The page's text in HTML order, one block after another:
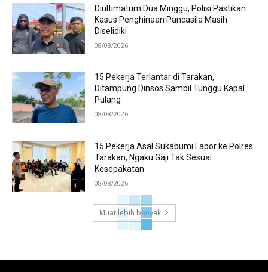
Diultimatum Dua Minggu, Polisi Pastikan
Kasus Penghinaan Pancasila Masih
Diselidiki
08/08/2026
15 Pekerja Terlantar di Tarakan,
Ditampung Dinsos Sambil Tunggu Kapal
Pulang
08/08/2026
15 Pekerja Asal Sukabumi Lapor ke Polres
Tarakan, Ngaku Gaji Tak Sesuai
Kesepakatan
08/08/2026
Muat lebih banyak